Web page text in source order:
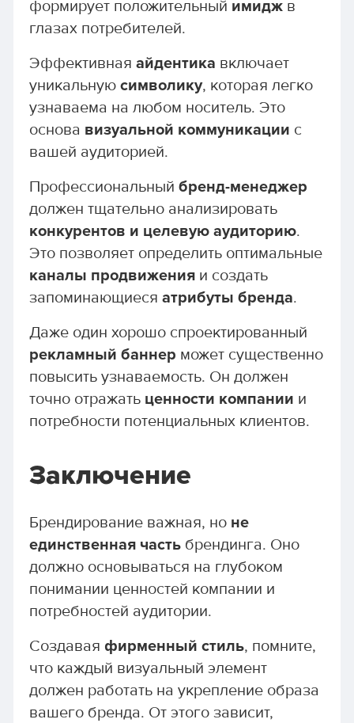
формирует положительный имиджв
глазах потребителей.
Эффективная айдентика включает
уникальную символику, которая легко
узнаваема на любом носитель. Это
основа визуальной коммуникации с
вашей аудиторией.
Профессиональный бренд-менеджер
должен тщательно анализировать
конкурентов и целевую аудиторию.
Это позволяет определить оптимальные
каналы продвиженияи создать
запоминающиеся атрибуты бренда.
Даже один хорошо спроектированный
рекламный баннер может существенно
повысить узнаваемость. Он должен
точно отражать ценности компании и
потребности потенциальных клиентов.
Заключение
Брендирование важная, но не
единственная частьбрендинга. Оно
должно основываться на глубоком
понимании ценностей компании и
потребностей аудитории.
Создавая фирменный стиль, помните,
что каждый визуальный элемент
должен работать на укрепление образа
вашего бренда. От этого зависит,